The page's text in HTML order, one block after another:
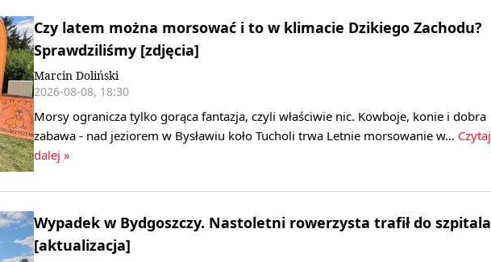
Czy latem można morsować i to w klimacie Dzikiego Zachodu?
Sprawdziliśmy [zdjęcia]
Marcin Doliński
2026-08-08, 18:30
Morsy ogranicza tylko gorąca fantazja, czyli właściwie nic. Kowboje, konie i dobra
zabawa - nad jeziorem w Bysławiu koło Tucholi trwa Letnie morsowanie w… Czytaj
dalej »
Wypadek w Bydgoszczy. Nastoletni rowerzysta trafił do szpitala
[aktualizacja]